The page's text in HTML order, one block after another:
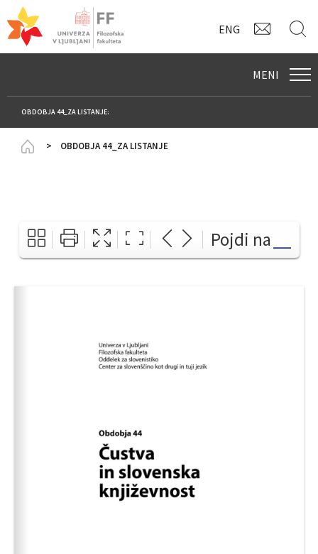
ENG
MENI
OBDOBJA 44_ZA LISTANJE:
HomepageOBDOBJA 44_ZA LISTANJE
Pojdi na